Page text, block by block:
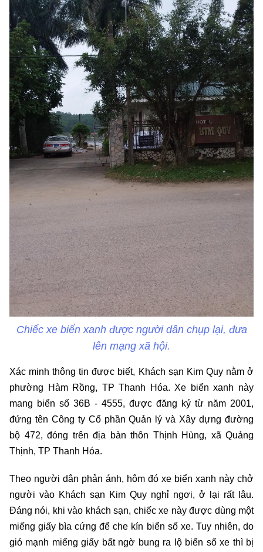
Chiếc xe biển xanh được người dân chụp lại, đưa
lên mạng xã hội.
Xác minh thông tin được biết, Khách sạn Kim Quy nằm ở
phường Hàm Rồng, TP Thanh Hóa. Xe biển xanh này
mang biển số 36B - 4555, được đăng ký từ năm 2001,
đứng tên Công ty Cổ phần Quản lý và Xây dựng đường
bộ 472, đóng trên địa bàn thôn Thịnh Hùng, xã Quảng
Thịnh, TP Thanh Hóa.
Theo người dân phản ánh, hôm đó xe biển xanh này chở
người vào Khách sạn Kim Quy nghỉ ngơi, ở lại rất lâu.
Đáng nói, khi vào khách sạn, chiếc xe này được dùng một
miếng giấy bìa cứng để che kín biển số xe. Tuy nhiên, do
gió mạnh miếng giấy bất ngờ bung ra lộ biển số xe thì bị